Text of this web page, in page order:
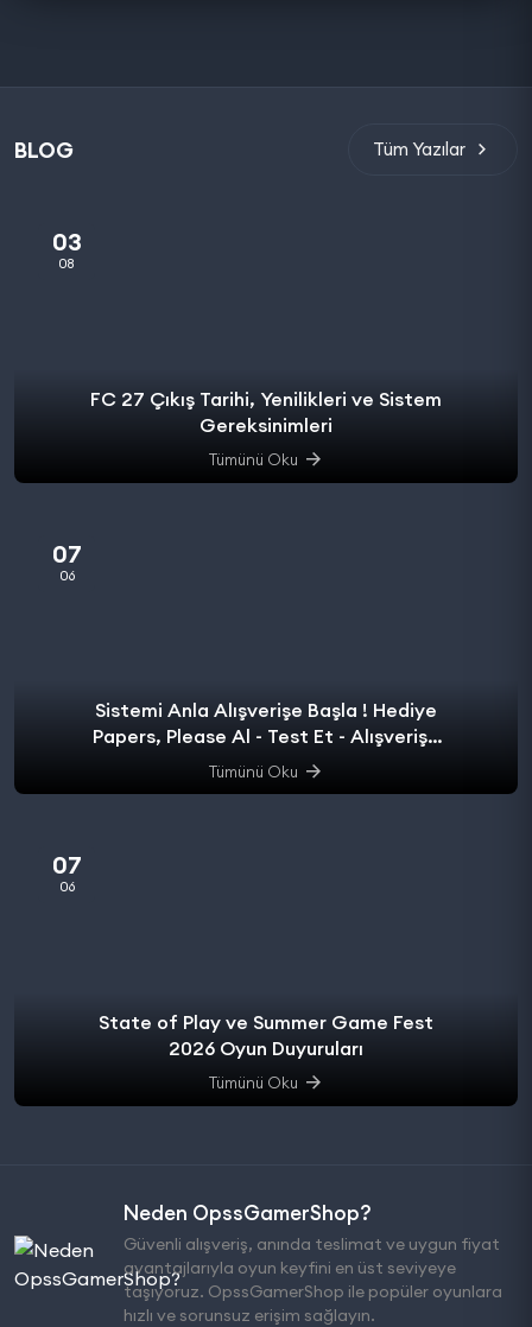
BLOG Tüm Yazılar
03
08
FC 27 Çıkış Tarihi, Yenilikleri ve Sistem
Gereksinimleri
Tümünü Oku
07
06
Sistemi Anla Alışverişe Başla ! Hediye
Papers, Please Al - Test Et - Alışverişe
başla.
Tümünü Oku
07
06
State of Play ve Summer Game Fest
2026 Oyun Duyuruları
Tümünü Oku
Neden OpssGamerShop?
Güvenli alışveriş, anında teslimat ve uygun fiyat
avantajlarıyla oyun keyfini en üst seviyeye
taşıyoruz. OpssGamerShop ile popüler oyunlara
hızlı ve sorunsuz erişim sağlayın.